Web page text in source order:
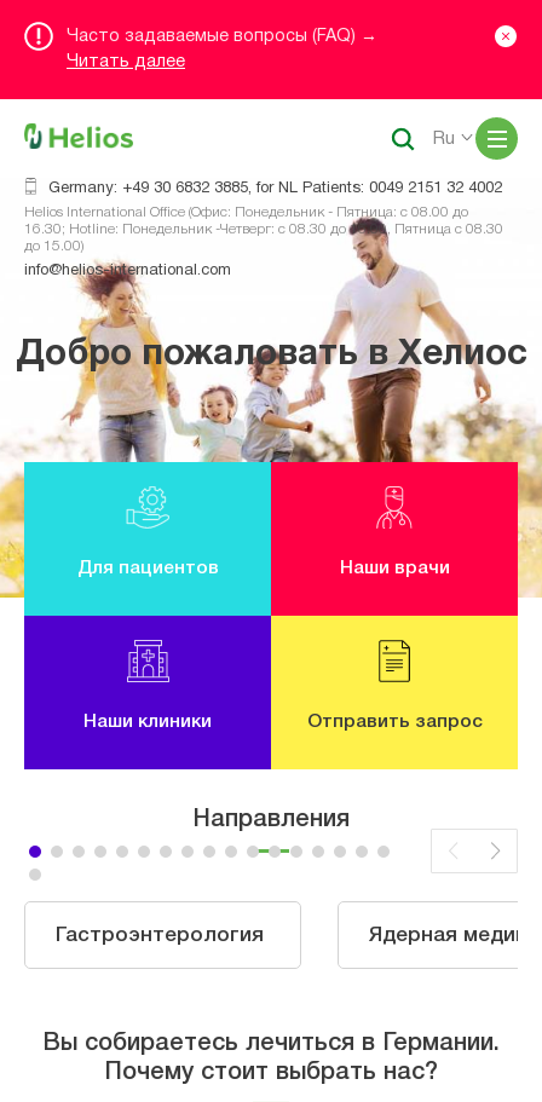
Часто задаваемые вопросы (FAQ) →
Читать далее
Germany: +49 30 6832 3885, for NL Patients: 0049 2151 32 4002
Helios International Office (Офис: Понедельник - Пятница: с 08.00 до
16.30; Hotline: Понедельник -Четверг: с 08.30 до 16.00, Пятница с 08.30
до 15.00)
info@helios-international.com
Ru
Добро пожаловать в Хелиос
Для пациентов Наши врачи
Наши клиники Отправить запрос
Направления
Гастроэнтерология Ядерная
Вы собираетесь лечиться в Германии.
Почему стоит выбрать нас?